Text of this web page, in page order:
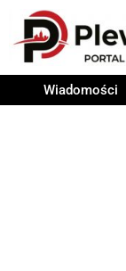
Wiadomości